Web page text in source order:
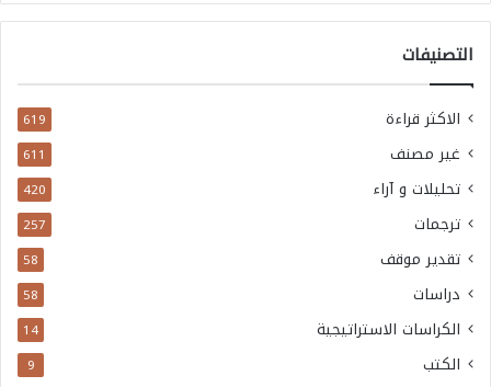
التصنيفات
الاكثر قراءة 619
غير مصنف 611
تحليلات و آراء 420
ترجمات 257
تقدير موقف 58
دراسات 58
الكراسات الاستراتيجية 14
الكتب 9